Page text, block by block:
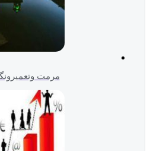
مرمت وتعمیرونگهداری(145)